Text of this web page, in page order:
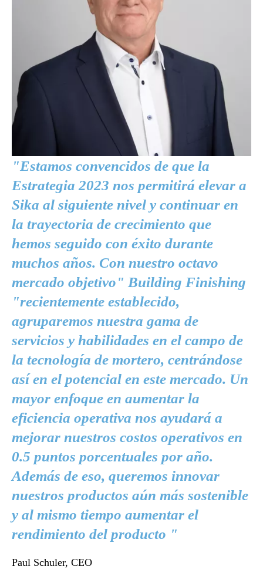
"Estamos convencidos de que la
Estrategia 2023 nos permitirá elevar a
Sika al siguiente nivel y continuar en
la trayectoria de crecimiento que
hemos seguido con éxito durante
muchos años. Con nuestro octavo
mercado objetivo" Building Finishing
"recientemente establecido,
agruparemos nuestra gama de
servicios y habilidades en el campo de
la tecnología de mortero, centrándose
así en el potencial en este mercado. Un
mayor enfoque en aumentar la
eficiencia operativa nos ayudará a
mejorar nuestros costos operativos en
0.5 puntos porcentuales por año.
Además de eso, queremos innovar
nuestros productos aún más sostenible
y al mismo tiempo aumentar el
rendimiento del producto "
Paul Schuler, CEO